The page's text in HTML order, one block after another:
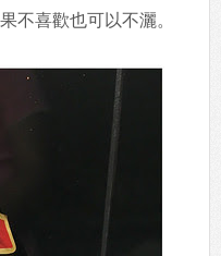
不喜歡也可以不灑。